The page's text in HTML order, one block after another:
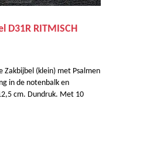
D31R RITMISCH
Zakbijbel (klein) met Psalmen
in de notenbalk en
cm. Dundruk. Met 10